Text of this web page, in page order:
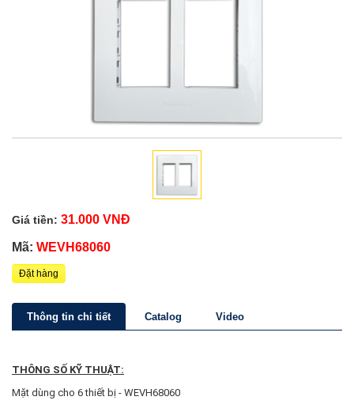
Giá tiền: 31.000 VNĐ
Mã: WEVH68060
Đặt hàng
Thông tin chi tiết Catalog Video
THÔNG SỐ KỸ THUẬT:
Mặt dùng cho 6 thiết bị - WEVH68060